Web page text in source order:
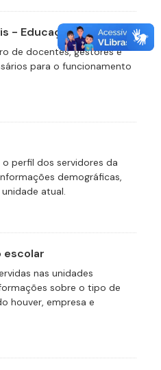
- Educação
de docentes, gestores e
para o funcionamento
perfil dos servidores da
demográficas,
atual.
escolar
nas unidades
sobre o tipo de
houver, empresa e